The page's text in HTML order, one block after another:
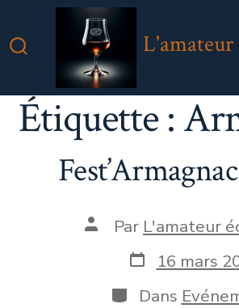
au
Bascule
Rechercher
L'amateur
Étiquette :
Auteur
publication
Par L'amateur
Date
de
publication
16 mars
Catégories
Dans